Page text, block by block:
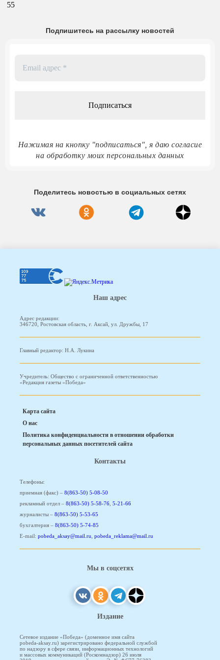
55
Подпишитесь на рассылку новостей
Нажимая на кнопку "подписаться", я даю согласие
на обработку моих персональных данных
Поделитесь новостью в социальных сетях
Наш адрес
Адрес редакции:
346720, Ростовская область, г. Аксай, ул. Дружбы, 17
Главный редактор: Н.А. Лукина
Учредитель: Общество с ограниченной ответственностью
«Редакция газеты «Победа»
Карта сайта
О нас
Политика конфиденциальности в отношении обработки
персональных данных посетителей сайта
Контакты
Телефоны:
приемная (факс) – 8(863-50) 5-08-50
рекламный отдел – 8(863-50) 5-58-76, 5-21-66
журналисты – 8(863-50) 5-53-65
бухгалтерия – 8(863-50) 5-74-85
E-mail: pobeda_aksay@mail.ru, pobeda_reklama@mail.ru
Мы в соцсетях
Издание
Сетевое издание «Победа» (доменное имя сайта
pobeda-aksay.ru) зарегистрировано федеральной службой
по надзору в сфере связи, информационных технологий
и массовых коммуникаций (Роскомнадзор) 26 июля